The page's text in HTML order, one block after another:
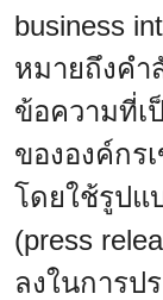
business
หมายถึงคำ
ข้อความที่เ
ขององค์กร
โดยใช้รูปแ
(press
ลงในการป